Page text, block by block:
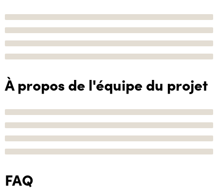
À propos de l'équipe du projet
FAQ